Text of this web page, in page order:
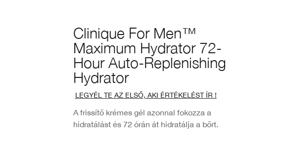
Clinique For Men™
Maximum Hydrator 72-
Hour Auto-Replenishing
Hydrator
LEGYÉL TE AZ ELSŐ, AKI ÉRTÉKELÉST ÍR !
A frissítő krémes gél azonnal fokozza a
hidratálást és 72 órán át hidratálja a bőrt.